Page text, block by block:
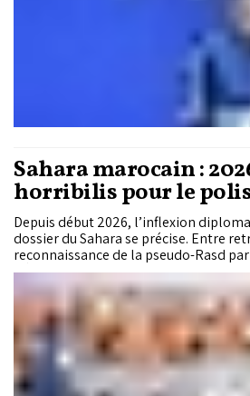
Sahara marocain :
horribilis pour le
Depuis début 2026, l’inflexion
dossier du Sahara se précise. Entre
reconnaissance de la pseudo-Rasd
l’Équateur et soutiens croissants au
désormais appuyé par le Royaume-
l’Autriche, la Suisse et le Canada,
s’impose par sa pertinence et son
professeur Mohamed Badine El
internationales, cette dynamique
d’une seule option jugée «sérieuse et
recompositions géopolitiques